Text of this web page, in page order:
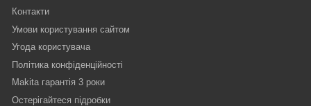
Контакти
Умови користування сайтом
Угода користувача
Політика конфіденційності
Makita гарантія 3 роки
Остерігайтеся підробки